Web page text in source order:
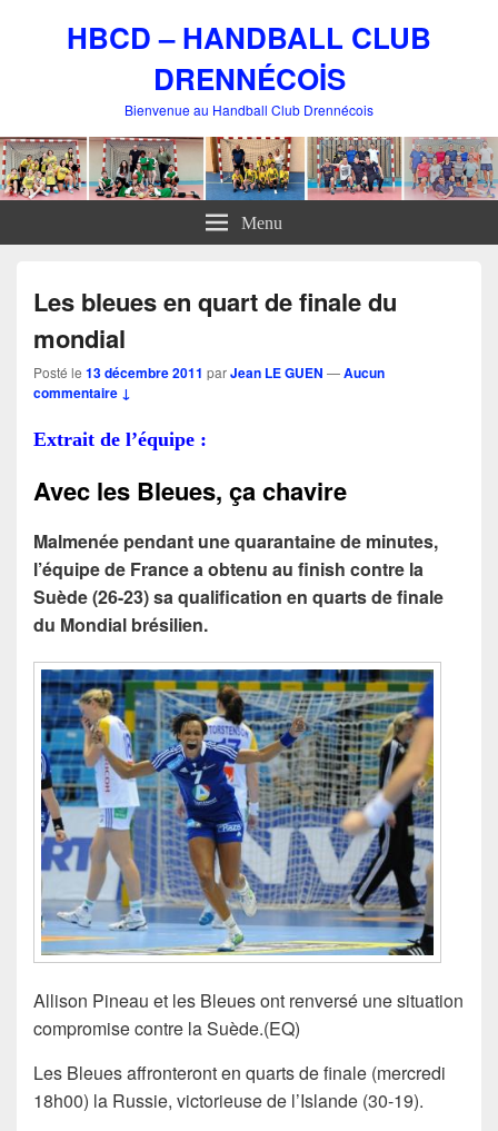
HBCD – HANDBALL CLUB
DRENNÉCOİS
Bienvenue au Handball Club Drennécois
Menu
Les bleues en quart de finale du
mondial
Posté le 13 décembre 2011 parJean LE GUEN —Aucun
commentaire ↓
Extrait de l’équipe :
Avec les Bleues, ça chavire
Malmenée pendant une quarantaine de minutes,
l’équipe de France a obtenu au finish contre la
Suède (26-23) sa qualification en quarts de finale
du Mondial brésilien.
Allison Pineau et les Bleues ont renversé une situation
compromise contre la Suède.(EQ)
Les Bleues affronteront en quarts de finale (mercredi
18h00) la Russie, victorieuse de l’Islande (30-19).